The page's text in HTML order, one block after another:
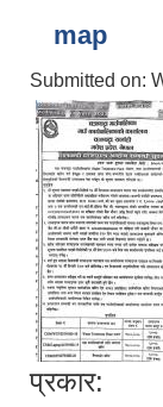
map
Submitted on:
प्रकार: